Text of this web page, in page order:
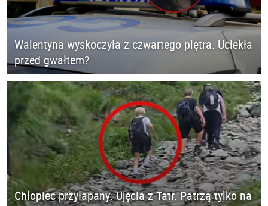
Walentyna wyskoczyła z czwartego piętra. Uciekła
przed gwałtem?
Chłopiec przyłapany. Ujęcia z Tatr. Patrzą tylko na